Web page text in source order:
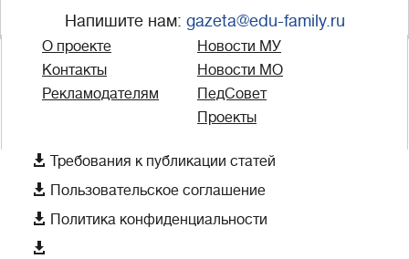
Напишите нам: gazeta@edu-family.ru
О проекте
Контакты
Рекламодателям
Новости МУ
Новости МО
ПедСовет
Проекты
 Требования к публикации статей
 Пользовательское соглашение
 Политика конфиденциальности
